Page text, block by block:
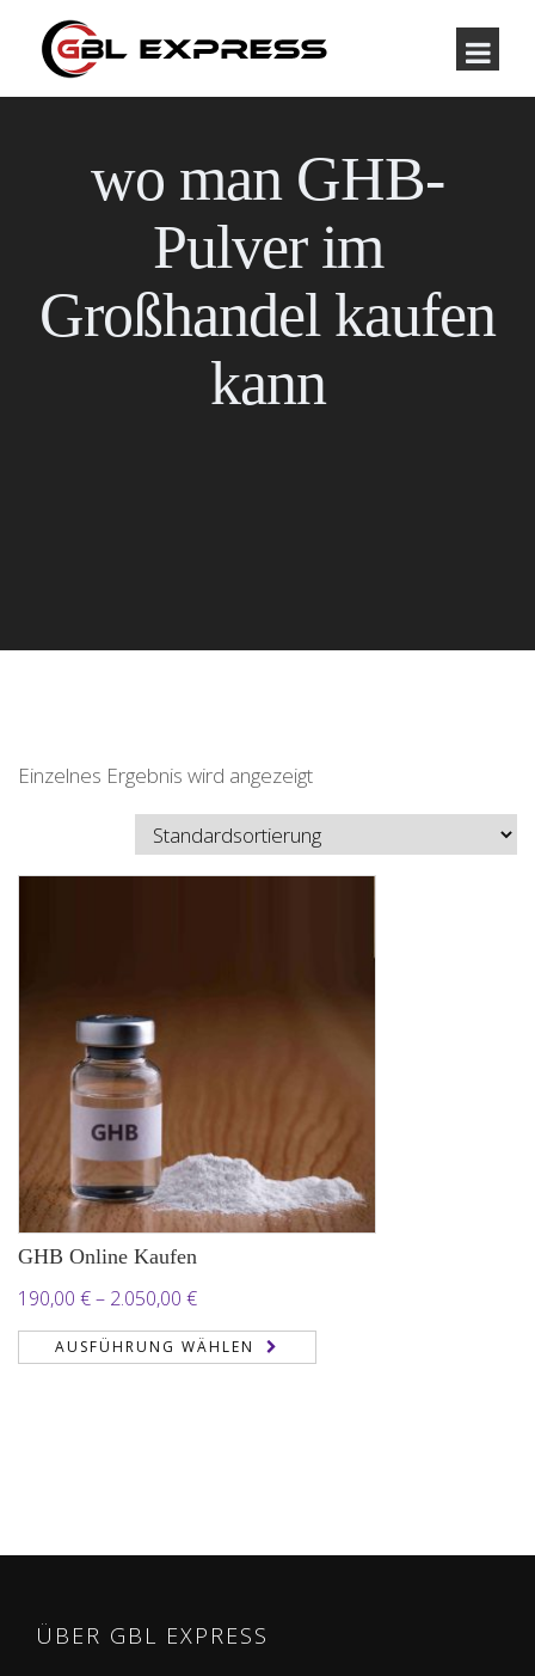
wo man GHB-
Pulver im
Großhandel kaufen
kann
Einzelnes Ergebnis wird angezeigt
GHB Online Kaufen
190,00 €– 2.050,00 €Preisspanne:
190,00 €
bis
AUSFÜHRUNG WÄHLEN
ÜBER GBL EXPRESS